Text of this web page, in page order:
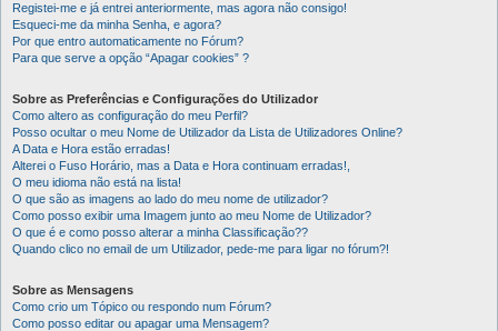
Registei-me e já entrei anteriormente, mas agora não consigo!
Esqueci-me da minha Senha, e agora?
Por que entro automaticamente no Fórum?
Para que serve a opção “Apagar cookies” ?
Sobre as Preferências e Configurações do Utilizador
Como altero as configuração do meu Perfil?
Posso ocultar o meu Nome de Utilizador da Lista de Utilizadores Online?
A Data e Hora estão erradas!
Alterei o Fuso Horário, mas a Data e Hora continuam erradas!,
O meu idioma não está na lista!
O que são as imagens ao lado do meu nome de utilizador?
Como posso exibir uma Imagem junto ao meu Nome de Utilizador?
O que é e como posso alterar a minha Classificação??
Quando clico no email de um Utilizador, pede-me para ligar no fórum?!
Sobre as Mensagens
Como crio um Tópico ou respondo num Fórum?
Como posso editar ou apagar uma Mensagem?